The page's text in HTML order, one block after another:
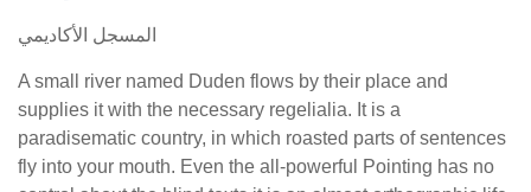
المسجل الأكاديمي
A small river named Duden flows by their place and
supplies it with the necessary regelialia. It is a
paradisematic country, in which roasted parts of sentences
fly into your mouth. Even the all-powerful Pointing has no